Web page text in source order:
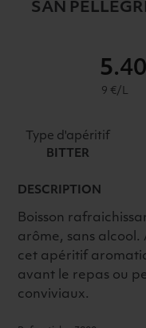
SAN
5
9 €/L
Type d'apéritif
BITTER
DESCRIPTION
Boisson
arôme, sans alcool.
cet apéritif
avant le repas ou
conviviaux.